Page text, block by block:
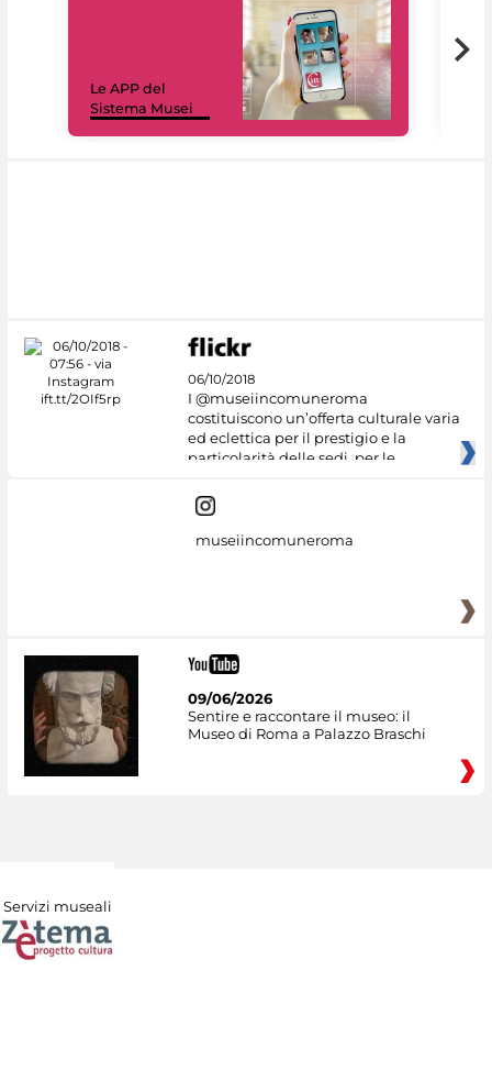
Le APP del
Sistema Musei
06/10/2018
I @museiincomuneroma
costituiscono un’offerta culturale varia
ed eclettica per il prestigio e la
particolarità delle sedi, per le
museiincomuneroma
09/06/2026
Sentire e raccontare il museo: il
Museo di Roma a Palazzo Braschi
Servizi museali